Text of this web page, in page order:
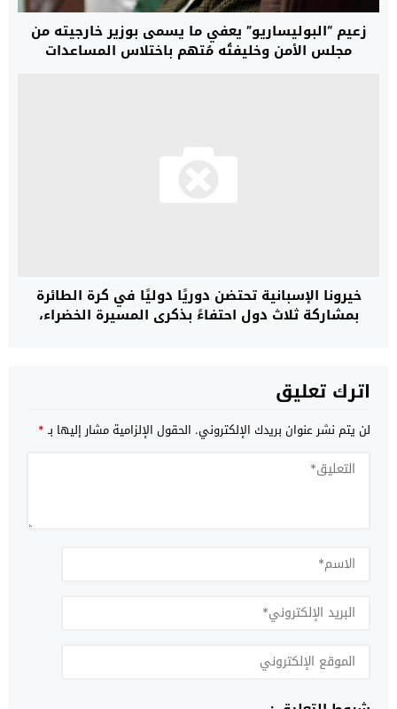
زعيم “البوليساريو” يعفي ما يسمى بوزير خارجيته من
مجلس الأمن وخليفتُه مُتهم باختلاس المساعدات
خيرونا الإسبانية تحتضن دوريًا دوليًا في كرة الطائرة
بمشاركة ثلاث دول احتفاءً بذكرى المسيرة الخضراء،
اترك تعليق
لن يتم نشر عنوان بريدك الإلكتروني. الحقول الإلزامية مشار إليها بـ*